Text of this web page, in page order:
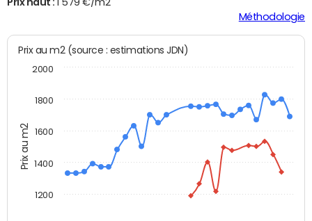
Méthodologie
Prix au m2
Prix au m2 (source : estimations JDN)
1200
1400
1600
1800
2000